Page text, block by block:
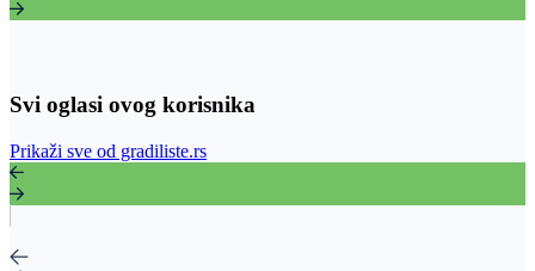
Svi oglasi ovog korisnika
Prikaži sve od gradiliste.rs